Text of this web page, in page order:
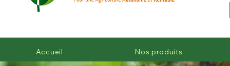
Accueil Nos produits